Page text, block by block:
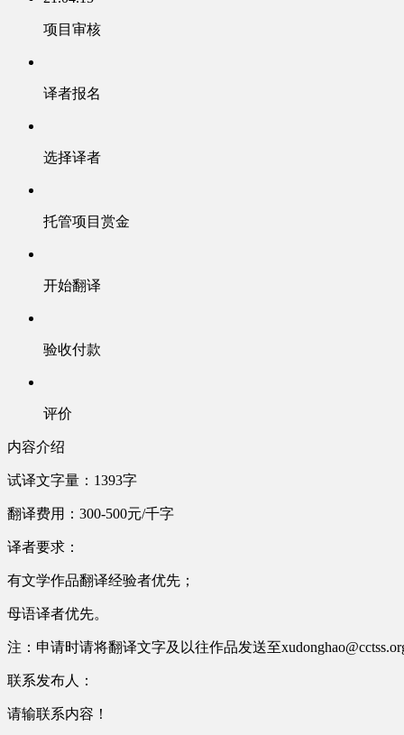
项目审核
译者报名
选择译者
托管项目赏金
开始翻译
验收付款
评价
内容介绍
试译文字量：1393字
翻译费用：300-500元/千字
译者要求：
有文学作品翻译经验者优先；
母语译者优先。
注：申请时请将翻译文字及以往作品发送至
联系发布人：
请输联系内容！